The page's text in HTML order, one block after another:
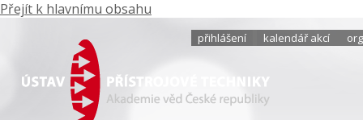
Přejít k hlavnímu obsahu
přihlášení kalendář akcí